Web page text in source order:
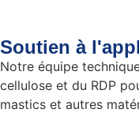
Soutien à
Notre équipe
cellulose et du RDP
mastics et autres